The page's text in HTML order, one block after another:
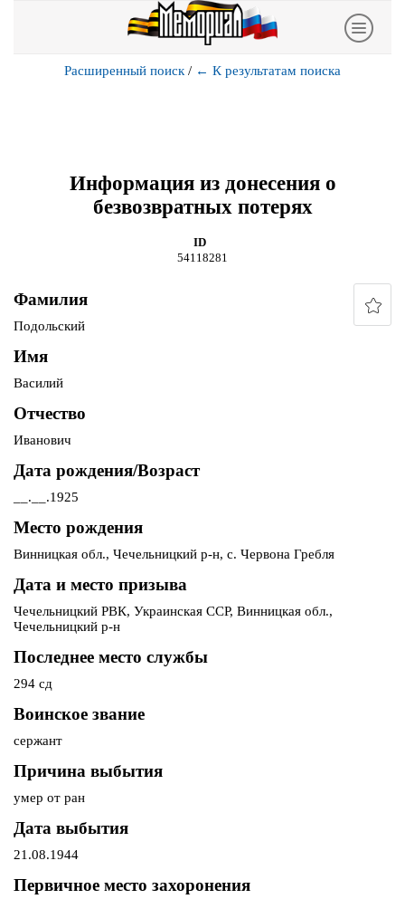
Расширенный поиск / ← К результатам поиска
Информация из донесения о
безвозвратных потерях
ID
54118281
Фамилия
Подольский
Имя
Василий
Отчество
Иванович
Дата рождения/Возраст
__.__.1925
Место рождения
Винницкая обл., Чечельницкий р-н, с. Червона Гребля
Дата и место призыва
Чечельницкий РВК, Украинская ССР, Винницкая обл.,
Чечельницкий р-н
Последнее место службы
294 сд
Воинское звание
сержант
Причина выбытия
умер от ран
Дата выбытия
21.08.1944
Первичное место захоронения